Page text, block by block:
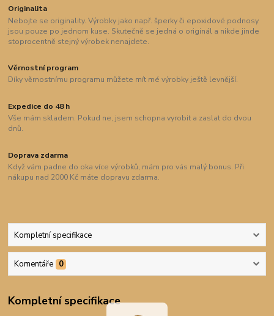
Originalita
Nebojte se originality. Výrobky jako např. šperky či epoxidové podnosy
jsou pouze po jednom kuse. Skutečně se jedná o originál a nikde jinde
stoprocentně stejný výrobek nenajdete.
Věrnostní program
Díky věrnostnímu programu můžete mít mé výrobky ještě levnější.
Expedice do 48 h
Vše mám skladem. Pokud ne, jsem schopna vyrobit a zaslat do dvou
dnů.
Doprava zdarma
Když vám padne do oka více výrobků, mám pro vás malý bonus. Při
nákupu nad 2000 Kč máte dopravu zdarma.
Kompletní specifikace
Komentáře 0
Kompletní specifikace